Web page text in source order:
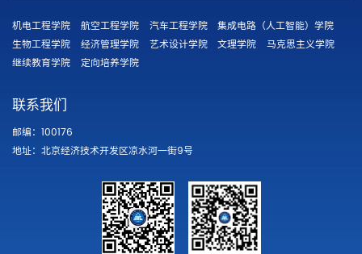
机电工程学院 航空工程学院 汽车工程学院
集成电路（人工智能）学院
生物工程学院
经济管理学院 艺术设计学院 文理学院
马克思主义学院
继续教育学院
定向培养学院
联系我们
邮编：100176
地址：北京经济技术开发区凉水河一街9号